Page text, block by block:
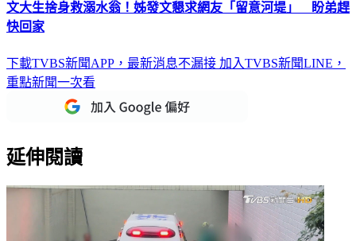
文大生捨身救溺水翁！姊發文懇求網友「留意河堤」 盼弟趕
下載TVBS新聞APP，最新消息不漏接
重點新聞一次看